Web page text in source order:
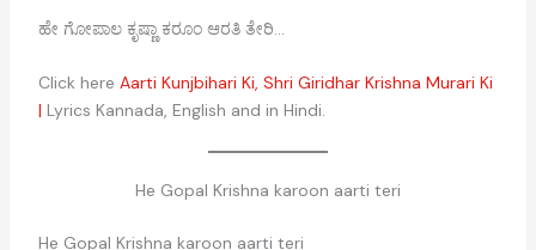
ಹೇ ಗೋಪಾಲ ಕೃಷ್ಣಾ ಕರೂಂ ಆರತಿ ತೇರಿ…
Click here Aarti Kunjbihari Ki, Shri Giridhar Krishna Murari Ki
| Lyrics Kannada, English and in Hindi.
He Gopal Krishna karoon aarti teri
He Gopal Krishna karoon aarti teri